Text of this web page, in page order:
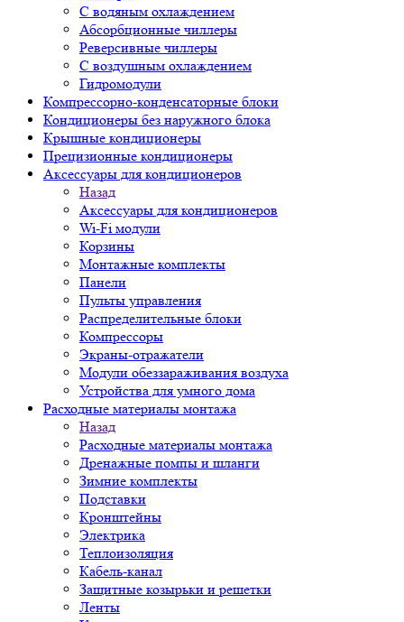
С водяным охлаждением
Абсорбционные чиллеры
Реверсивные чиллеры
С воздушным охлаждением
Гидромодули
Компрессорно-конденсаторные блоки
Кондиционеры без наружного блока
Крышные кондиционеры
Прецизионные кондиционеры
Аксессуары для кондиционеров
Назад
Аксессуары для кондиционеров
Wi-Fi модули
Корзины
Монтажные комплекты
Панели
Пульты управления
Распределительные блоки
Компрессоры
Экраны-отражатели
Модули обеззараживания воздуха
Устройства для умного дома
Расходные материалы монтажа
Назад
Расходные материалы монтажа
Дренажные помпы и шланги
Зимние комплекты
Подставки
Кронштейны
Электрика
Теплоизоляция
Кабель-канал
Защитные козырьки и решетки
Ленты